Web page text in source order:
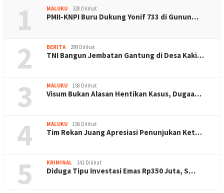
1 MALUKU 328 Dilihat
PMII-KNPI Buru Dukung Yonif 733 di Gunun…
2 BERITA 299 Dilihat
TNI Bangun Jembatan Gantung di Desa Kaki…
3 MALUKU 158 Dilihat
Visum Bukan Alasan Hentikan Kasus, Dugaa…
4 MALUKU 156 Dilihat
Tim Rekan Juang Apresiasi Penunjukan Ket…
5 KRIMINAL 141 Dilihat
Diduga Tipu Investasi Emas Rp350 Juta, S…